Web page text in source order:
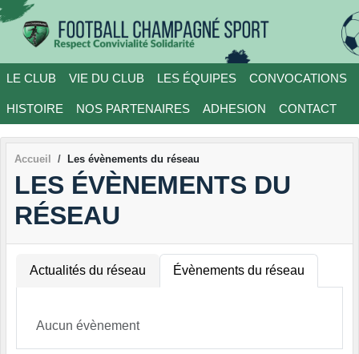
LE CLUB VIE DU CLUB LES ÉQUIPES CONVOCATIONS
HISTOIRE NOS PARTENAIRES ADHESION CONTACT
Accueil Les évènements du réseau
LES ÉVÈNEMENTS DU
RÉSEAU
Actualités du réseau Évènements du réseau
Aucun évènement
Panneau de gestion des cookies